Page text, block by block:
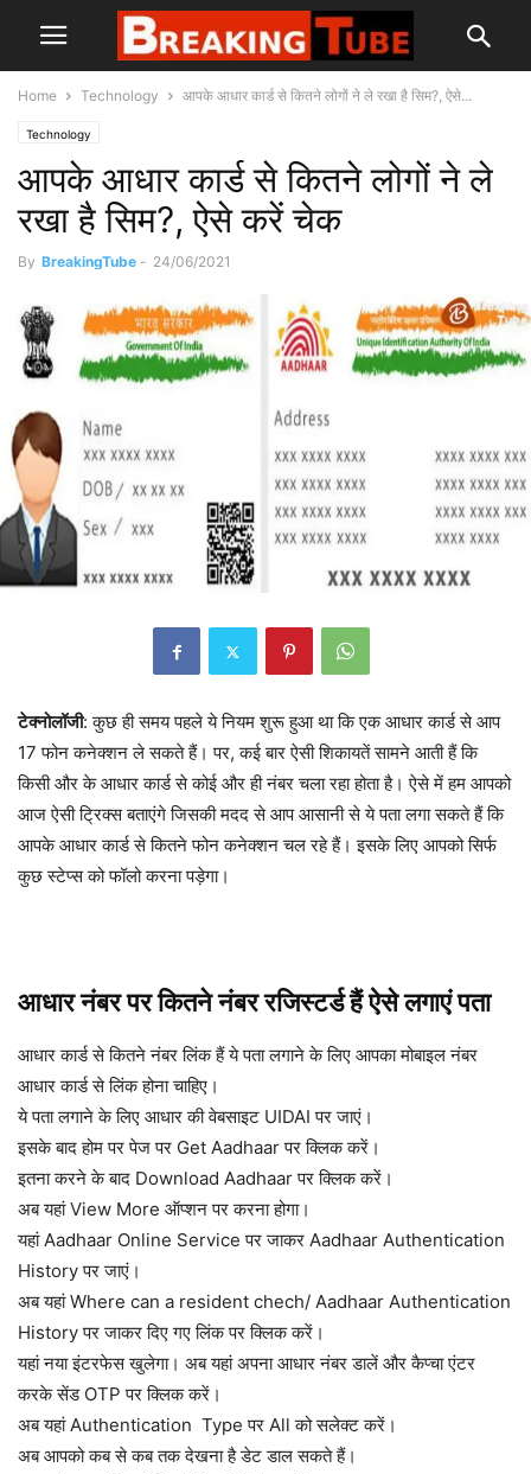
Home Technology आपके आधार कार्ड से कितने लोगों ने ले रखा है सिम?, ऐसे...
Technology
आपके आधार कार्ड से कितने लोगों ने ले
रखा है सिम?, ऐसे करें चेक
By BreakingTube - 24/06/2021
टेक्नोलॉजी: कुछ ही समय पहले ये नियम शुरू हुआ था कि एक आधार कार्ड से आप
17 फोन कनेक्शन ले सकते हैं। पर, कई बार ऐसी शिकायतें सामने आती हैं कि
किसी और के आधार कार्ड से कोई और ही नंबर चला रहा होता है। ऐसे में हम आपको
आज ऐसी ट्रिक्स बताएंगे जिसकी मदद से आप आसानी से ये पता लगा सकते हैं कि
आपके आधार कार्ड से कितने फोन कनेक्शन चल रहे हैं। इसके लिए आपको सिर्फ
कुछ स्टेप्स को फॉलो करना पड़ेगा।
आधार नंबर पर कितने नंबर रजिस्टर्ड हैं ऐसे लगाएं पता
आधार कार्ड से कितने नंबर लिंक हैं ये पता लगाने के लिए आपका मोबाइल नंबर
आधार कार्ड से लिंक होना चाहिए।
ये पता लगाने के लिए आधार की वेबसाइट UIDAI पर जाएं।
इसके बाद होम पर पेज पर Get Aadhaar पर क्लिक करें।
इतना करने के बाद Download Aadhaar पर क्लिक करें।
अब यहां View More ऑप्शन पर करना होगा।
यहां Aadhaar Online Service पर जाकर Aadhaar Authentication
History पर जाएं।
अब यहां Where can a resident chech/ Aadhaar Authentication
History पर जाकर दिए गए लिंक पर क्लिक करें।
यहां नया इंटरफेस खुलेगा। अब यहां अपना आधार नंबर डालें और कैप्चा एंटर
करके सेंड OTP पर क्लिक करें।
अब यहां Authentication Type पर All को सलेक्ट करें।
अब आपको कब से कब तक देखना है डेट डाल सकते हैं।